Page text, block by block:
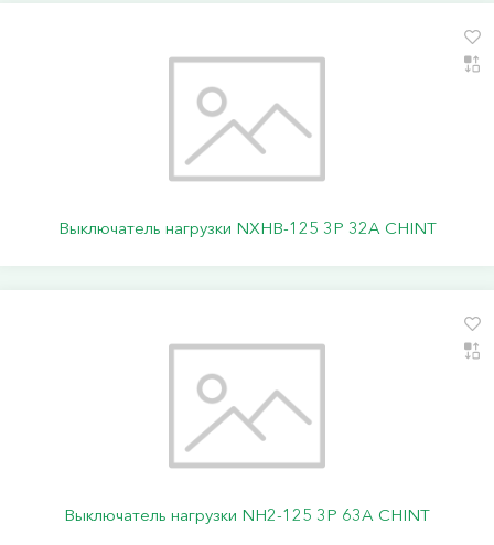
Выключатель нагрузки NXHB-125 3P 32A CHINT
Выключатель нагрузки NH2-125 3P 63A CHINT